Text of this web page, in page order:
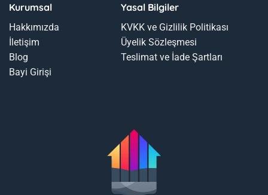
Kurumsal
Hakkımızda
İletişim
Blog
Bayi Girişi
Yasal Bilgiler
KVKK ve Gizlilik Politikası
Üyelik Sözleşmesi
Teslimat ve İade Şartları